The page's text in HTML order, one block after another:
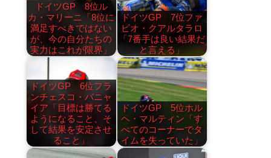
ドイツGP 8位ル
カ・マリーニ「8位に
満足すべきではない
が、今の自分たちの
実力はこれが限界」
ドイツGP 7位ファ
ビオ・クアルタラロ
「7番手は良い結果だ
と言える」
ドイツGP 6位フラ
ンチェスコ・バニャ
イア「目標は勝てる
ようになること、そ
して結果を安定させ
ること」
ドイツGP 5位ホル
ヘ・マルティン「す
べてのコーナーでタ
イムを失っていた」